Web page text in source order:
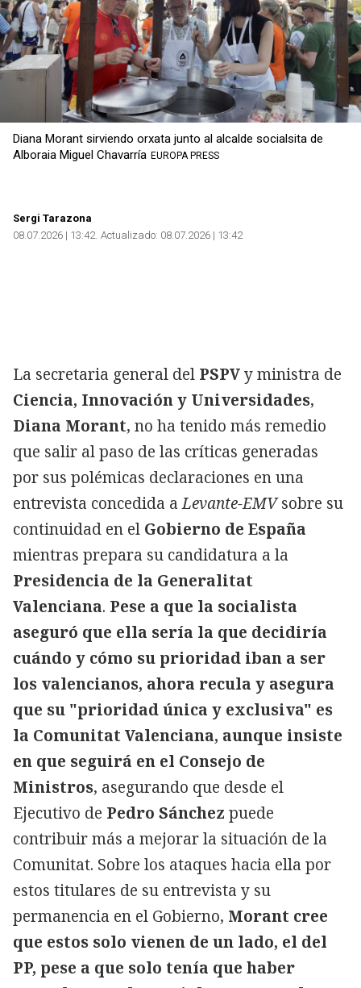
Diana Morant sirviendo orxata junto al alcalde socialsita de
Alboraia Miguel Chavarría EUROPA PRESS
Sergi Tarazona
08.07.2026 | 13:42 Actualizado: 08.07.2026 | 13:42
La secretaria general del PSPVy ministra de
Ciencia, Innovación y Universidades,
Diana Morant, no ha tenido más remedio
que salir al paso de las críticas generadas
por sus polémicas declaraciones en una
entrevista concedida aLevante-EMVsobre su
continuidad en el Gobierno de España
mientras prepara su candidatura a la
Presidencia de la Generalitat
Valenciana. Pese a que la socialista
aseguró que ella sería la que decidiría
cuándo y cómo su prioridad iban a ser
los valencianos, ahora recula y asegura
que su "prioridad única y exclusiva" es
la Comunitat Valenciana, aunque insiste
en que seguirá en el Consejo de
Ministros, asegurando que desde el
Ejecutivo de Pedro Sánchez puede
contribuir más a mejorar la situación de la
Comunitat. Sobre los ataques hacia ella por
estos titulares de su entrevista y su
permanencia en el Gobierno, Morant cree
que estos solo vienen de un lado, el del
PP, pese a que solo tenía que haber